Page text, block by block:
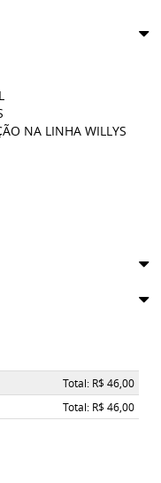
NA LINHA WILLYS
Total: R$ 46,00
Total: R$ 46,00